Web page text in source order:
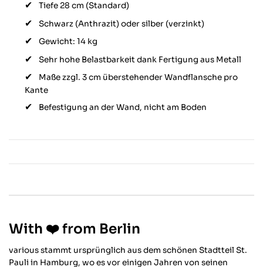
Tiefe 28 cm (Standard)
Schwarz (Anthrazit) oder silber (verzinkt)
Gewicht: 14 kg
Sehr hohe Belastbarkeit dank Fertigung aus Metall
Maße zzgl. 3 cm überstehender Wandflansche pro
Kante
Befestigung an der Wand, nicht am Boden
With ❤️ from Berlin
various stammt ursprünglich aus dem schönen Stadtteil St.
Pauli in Hamburg, wo es vor einigen Jahren von seinen